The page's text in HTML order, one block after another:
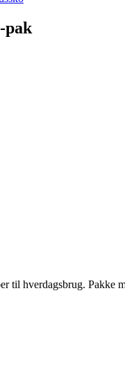
pak
til hverdagsbrug.